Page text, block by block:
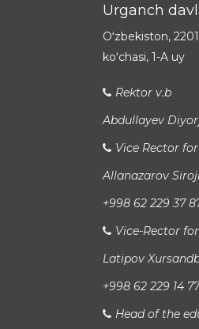
Urganch
Oʻzbekiston,
koʻchasi, 1-A uy
Rektor v.b
Abdullayev
Vice Rector
Allanazarov
+998 62 229 37
Vice-Rector
Latipov
+998 62 229 14 77
Head of the